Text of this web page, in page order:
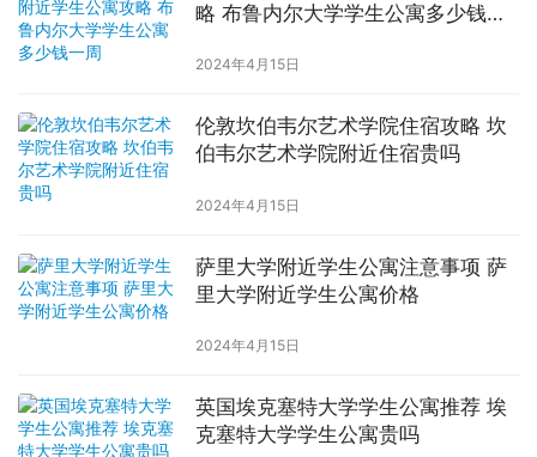
略 布鲁内尔大学学生公寓多少钱一
2024年4月15日
伦敦坎伯韦尔艺术学院住宿攻略 坎
伯韦尔艺术学院附近住宿贵吗
2024年4月15日
萨里大学附近学生公寓注意事项 萨
里大学附近学生公寓价格
2024年4月15日
英国埃克塞特大学学生公寓推荐 埃
克塞特大学学生公寓贵吗